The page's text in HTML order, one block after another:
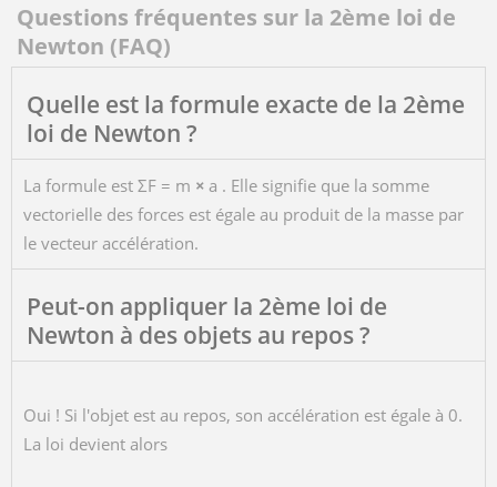
Questions fréquentes sur la 2ème loi de
Newton (FAQ)
Quelle est la formule exacte de la 2ème
loi de Newton ?
La formule est ΣF = m × a . Elle signifie que la somme
vectorielle des forces est égale au produit de la masse par
le vecteur accélération.
Peut-on appliquer la 2ème loi de
Newton à des objets au repos ?
Oui ! Si l'objet est au repos, son accélération est égale à 0.
La loi devient alors